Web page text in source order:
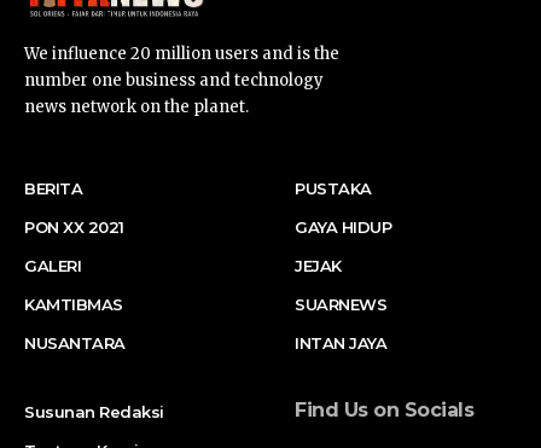
We influence 20 million users and is the
number one business and technology
news network on the planet.
BERITA
PON XX 2021
GALERI
KAMTIBMAS
NUSANTARA
PUSTAKA
GAYA HIDUP
JEJAK
SUARNEWS
INTAN JAYA
Susunan Redaksi
Find Us on Socials